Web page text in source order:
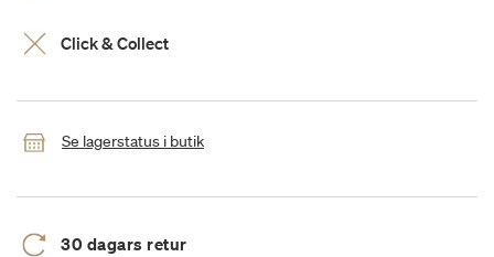
Click & Collect
Se lagerstatus i butik
30 dagars retur